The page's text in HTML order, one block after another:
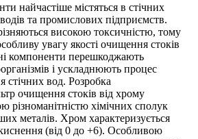
найчастіше містяться в стічних
та промислових підприємств.
високою токсичністю, тому
увагу якості очищення стоків
компоненти перешкоджають
і ускладнюють процес
стічних вод. Розробка
очищення стоків від хрому
різноманітністю хімічних сполук
металів. Хром характеризується
(від 0 до +6). Особливою